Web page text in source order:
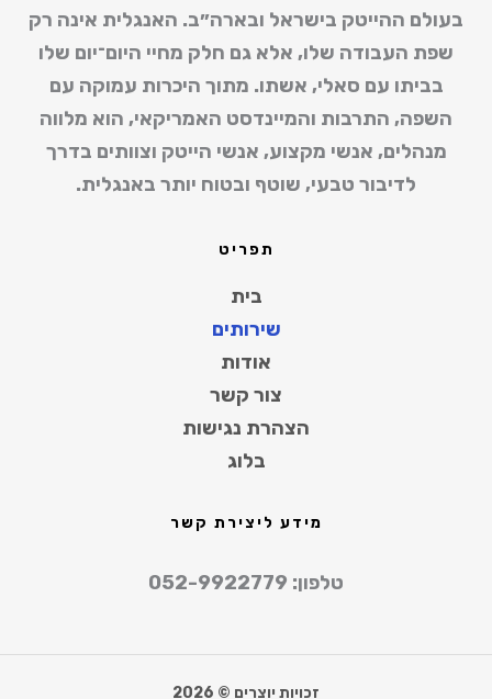
בעולם ההייטק בישראל ובארה״ב. האנגלית אינה רק
שפת העבודה שלו, אלא גם חלק מחיי היום־יום שלו
בביתו עם סאלי, אשתו. מתוך היכרות עמוקה עם
השפה, התרבות והמיינדסט האמריקאי, הוא מלווה
מנהלים, אנשי מקצוע, אנשי הייטק וצוותים בדרך
לדיבור טבעי, שוטף ובטוח יותר באנגלית.
תפריט
בית
שירותים
אודות
צור קשר
הצהרת נגישות
בלוג
מידע ליצירת קשר
טלפון: 052-9922779
זכויות יוצרים © 2026